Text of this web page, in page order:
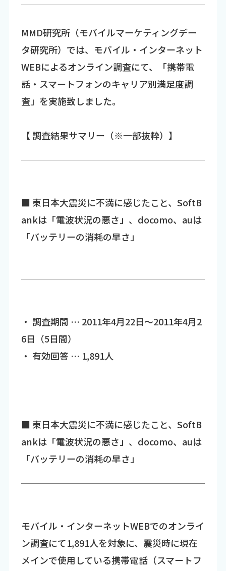
MMD研究所（モバイルマーケティングデー
タ研究所）では、モバイル・インターネット
WEBによるオンライン調査にて、「携帯電
話・スマートフォンのキャリア別満足度調
査」を実施致しました。
【 調査結果サマリー（※一部抜粋）】
■ 東日本大震災に不満に感じたこと、SoftB
ankは「電波状況の悪さ」、docomo、auは
「バッテリーの消耗の早さ」
・ 調査期間 … 2011年4月22日～2011年4月2
6日（5日間）
・ 有効回答 … 1,891人
■ 東日本大震災に不満に感じたこと、SoftB
ankは「電波状況の悪さ」、docomo、auは
「バッテリーの消耗の早さ」
モバイル・インターネットWEBでのオンライ
ン調査にて1,891人を対象に、震災時に現在
メインで使用している携帯電話（スマートフ